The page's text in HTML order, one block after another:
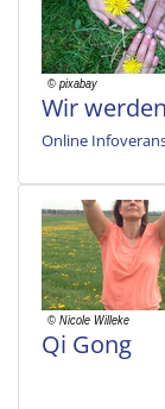
Wir
Online
Qi Gong